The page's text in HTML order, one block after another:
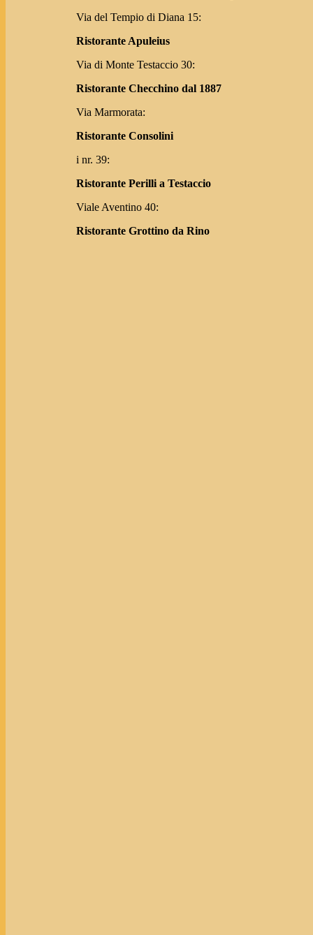
Via del Tempio di Diana 15:
Ristorante Apuleius
Via di Monte Testaccio 30:
Ristorante Checchino dal 1887
Via Marmorata:
Ristorante Consolini
i nr. 39:
Ristorante Perilli a Testaccio
Viale Aventino 40:
Ristorante Grottino da Rino